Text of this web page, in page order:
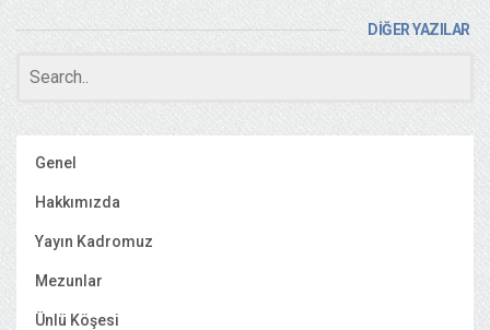
DİĞER YAZILAR
Genel
Hakkımızda
Yayın Kadromuz
Mezunlar
Ünlü Köşesi